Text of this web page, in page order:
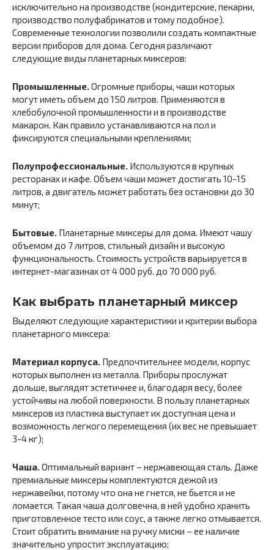
исключительно на производстве (кондитерские, пекарни,
производство полуфабрикатов и тому подобное).
Современные технологии позволили создать компактные
версии приборов для дома. Сегодня различают
следующие виды планетарных миксеров:
Промышленные. Огромные приборы, чаши которых
могут иметь объем до 150 литров. Применяются в
хлебобулочной промышленности и в производстве
макарон. Как правило устанавливаются на пол и
фиксируются специальными креплениями;
Полупрофессиональные. Используются в крупных
ресторанах и кафе. Объем чаши может достигать 10-15
литров, а двигатель может работать без остановки до 30
минут;
Бытовые. Планетарные миксеры для дома. Имеют чашу
объемом до 7 литров, стильный дизайн и высокую
функциональность. Стоимость устройств варьируется в
интернет-магазинах от 4 000 руб. до 70 000 руб.
Как выбрать планетарный миксер
Выделяют следующие характеристики и критерии выбора
планетарного миксера:
Материал корпуса. Предпочтительнее модели, корпус
которых выполнен из металла. Приборы прослужат
дольше, выглядят эстетичнее и, благодаря весу, более
устойчивы на любой поверхности. В пользу планетарных
миксеров из пластика выступает их доступная цена и
возможность легкого перемещения (их вес не превышает
3-4 кг);
Чаша. Оптимальный вариант – нержавеющая сталь. Даже
премиальные миксеры комплектуются дежой из
нержавейки, потому что она не гнется, не бьется и не
ломается. Такая чаша долговечна, в ней удобно хранить
приготовленное тесто или соус, а также легко отмывается.
Стоит обратить внимание на ручку миски – ее наличие
значительно упростит эксплуатацию;